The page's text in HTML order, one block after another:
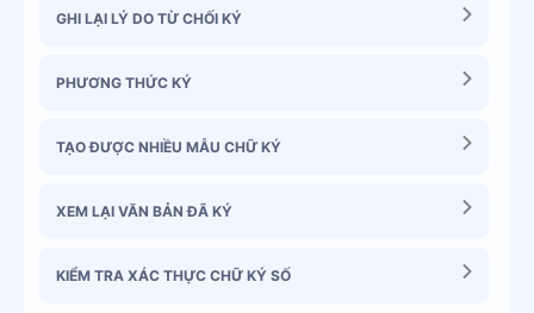
GHI LẠI LÝ DO TỪ CHỐI KÝ
PHƯƠNG THỨC KÝ
TẠO ĐƯỢC NHIỀU MẪU CHỮ KÝ
XEM LẠI VĂN BẢN ĐÃ KÝ
KIỂM TRA XÁC THỰC CHỮ KÝ SỐ